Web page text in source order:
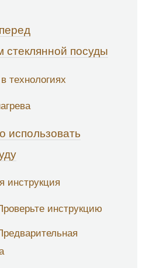
стеклянной посуды
технологиях
использовать
инструкция
инструкцию